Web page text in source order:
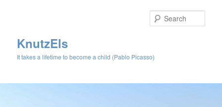
KnutzEls
It takes a lifetime to become a child (Pablo Picasso)